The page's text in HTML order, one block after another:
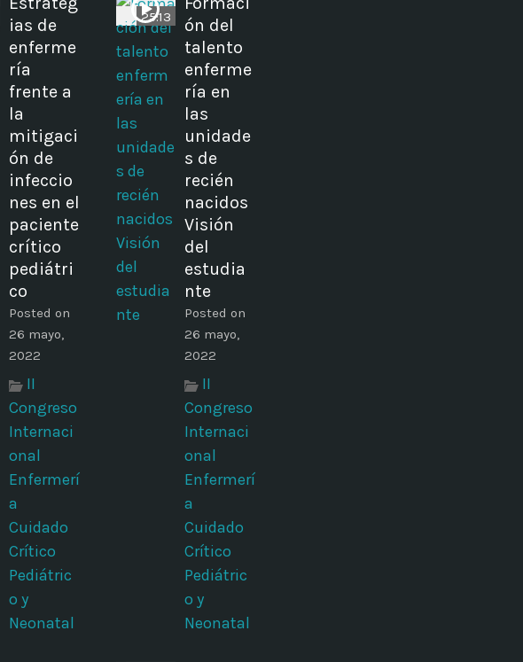
ias de
enferme
ría
frente a
la
mitigaci
ón de
infeccio
nes en el
paciente
crítico
pediátri
co
Posted on
26 mayo,
2022
II
Congreso
Internaci
onal
Enfermerí
a
Cuidado
Crítico
Pediátric
o y
Neonatal
25:13
ón del
talento
enferme
ría en
las
unidade
s de
recién
nacidos
Visión
del
estudia
nte
Posted on
26 mayo,
2022
II
Congreso
Internaci
onal
Enfermerí
a
Cuidado
Crítico
Pediátric
o y
Neonatal